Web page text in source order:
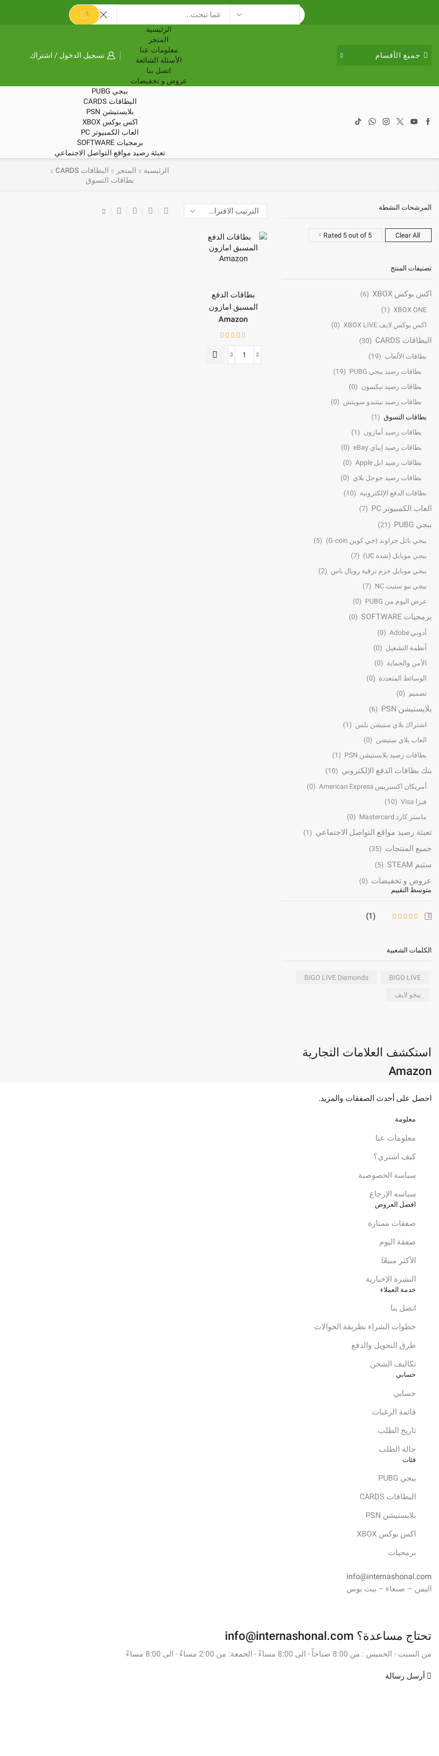
SEARCH
جميع الأقسام
الرئيسية
المتجر
معلومات عنا
الأسئلة الشائعة
اتصل بنا
عروض و تخفيضات
تسجيل الدخول / اشتراك
ببجي PUBG
البطاقات CARDS
بلايستيشن PSN
اكس بوكس XBOX
العاب الكمبيوتر PC
برمجيات SOFTWARE
تعبئة رصيد مواقع التواصل الاجتماعي
الرئيسية
المتجر
البطاقات CARDS
بطاقات التسوق
بطاقات الدفع
المسبق امازون
Amazon
كمية
المرشحات النشطة
Clear All
Rated 5 out of 5
تصنيفات المنتج
اكس بوكس XBOX
(6)
XBOX ONE
(1)
اكس بوكس لايف XBOX LIVE
(0)
البطاقات CARDS
(30)
بطاقات الألعاب (19)
بطاقات رصيد ببجي PUBG
(19)
بطاقات رصيد نيكسون (0)
بطاقات رصيد نينتندو سويتش (0)
بطاقات التسوق (1)
بطاقات رصيد أمازون (1)
بطاقات رصيد إيباي eBay
(0)
بطاقات رصيد ابل Apple
(0)
بطاقات رصيد جوجل بلاي (0)
بطاقات الدفع الإلكترونية (10)
العاب الكمبيوتر PC (7)
ببجي PUBG
(21)
ببجي باتل جراوند (جي كوين G-coin)
(5)
ببجي موبايل (شدة UC)
(7)
ببجي موبايل حزم ترقية رويال باس (2)
ببجي نيو ستيت NC
(7)
عرض اليوم من PUBG
(0)
برمجيات SOFTWARE
(0)
أدوبي Adobe
(0)
أنظمة التشغيل (0)
الأمن والحماية (0)
الوسائط المتعددة (0)
تصميم
(0)
بلايستيشن PSN
(6)
اشتراك بلاي ستيشن بلس (1)
العاب بلاي ستيشن (0)
بطاقات رصيد بلايستيشن PSN
(1)
بنك بطاقات الدفع الإلكتروني (10)
أمريكان اكسبريس American Express
(0)
فيزا Visa
(10)
ماستر كارد Mastercard
(0)
تعبئة رصيد مواقع التواصل الاجتماعي (1)
جميع المنتجات (35)
ستيم STEAM (5)
عروض و تخفيضات (0)
متوسط ال​​تقييم
(1)
الكلمات الشعبية
BIGO LIVE
BIGO LIVE Diamonds
بيجو لايف
استكشف العلامات التجارية
Amazon
Facebook
Twitter
Instagram
Pinterest
Youtube
احصل على أحدث الصفقات والمزيد.
معلومة
معلومات عنا
كيف اشتري؟
سياسة الخصوصية
سياسه الإرجاع
افضل العروض
صفقات ممتازة
صفقة اليوم
الأكثر مبيعًا
النشرة الإخبارية
خدمة العملاء
اتصل بنا
خطوات الشراء بطريقة الحوالات
طرق التحويل والدفع
تكاليف الشحن
حسابي
حسابي
قائمة الرغبات
تاريخ الطلب
حالة الطلب
فئات
ببجي PUBG
البطاقات CARDS
بلايستيشن PSN
اكس بوكس XBOX
برمجيات
info@internashonal.com
اليمن – صنعاء – بيت بوس
تحتاج مساعدة؟
من السبت - الخميس : من 8:00 صباحاً - الى 8:00 مساءً - الجمعة: من 2:00 مساءً - الى 8:00 مساءً
أرسل رسالة